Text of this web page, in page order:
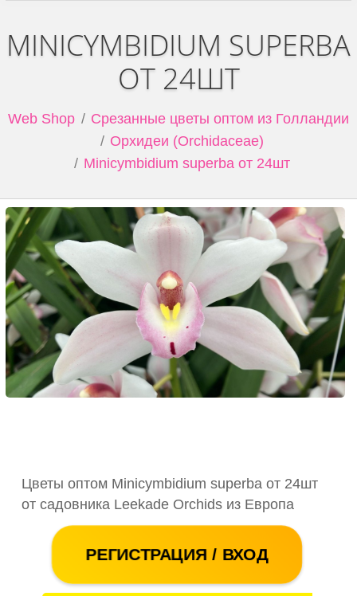
MINICYMBIDIUM SUPERBA
ОТ 24ШТ
Web Shop
Срезанные цветы оптом из Голландии
Орхидеи (Orchidaceae)
Minicymbidium superba от 24шт
Цветы оптом Minicymbidium superba от 24шт
от садовника Leekade Orchids из Европа
РЕГИСТРАЦИЯ / ВХОД